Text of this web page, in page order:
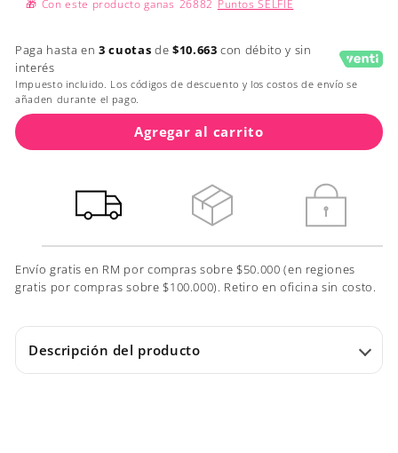
🎁 Con este producto ganas 26882 Puntos SELFIE
Paga hasta en3 cuotas de $10.663 con débito y sin
interés
Impuesto incluido. Los códigos de descuento y los costos de envío se
añaden durante el pago.
Agregar al carrito
Envío gratis en RM por compras sobre $50.000 (en regiones
gratis por compras sobre $100.000). Retiro en oficina sin costo.
Descripción del producto